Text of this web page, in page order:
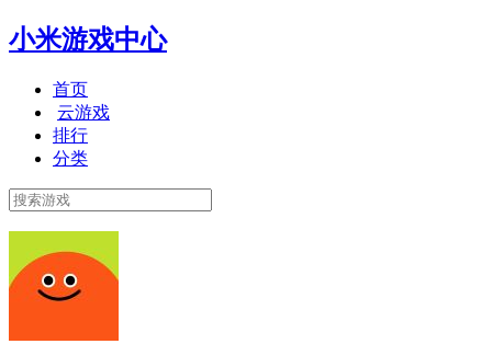
小米游戏中心
首页
云游戏
排行
分类